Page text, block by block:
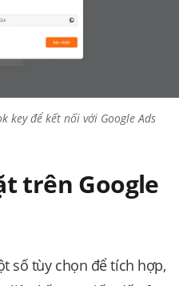
key để kết nối với Google Ads
trên Google
số tùy chọn để tích hợp,